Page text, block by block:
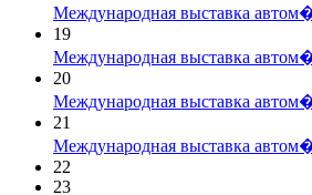
Международная выставка
19
Международная выставка
20
Международная выставка
21
Международная выставка
22
23